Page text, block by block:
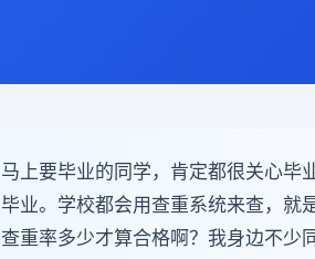
马上要毕业的同学，肯定都很关心毕
毕业。学校都会用查重系统来查，就
查重率多少才算合格啊？我身边不少